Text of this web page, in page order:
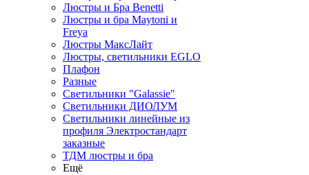
Люстры и Бра Benetti
Люстры и бра Maytoni и
Freya
Люстры МаксЛайт
Люстры, светильники EGLO
Плафон
Разные
Светильники "Galassie"
Светильники ДИОЛУМ
Светильники линейные из
профиля Электростандарт
заказные
ТДМ люстры и бра
Ещё